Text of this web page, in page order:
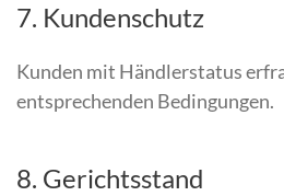
7. Kundenschutz
Kunden mit Händlerstatus
entsprechenden Bedingungen.
8. Gerichtsstand